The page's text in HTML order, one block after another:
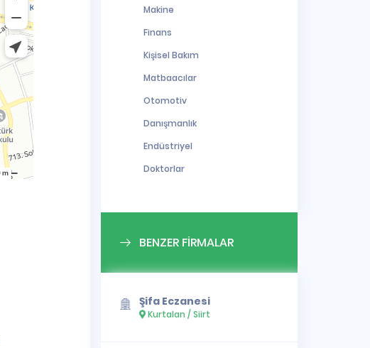
Makine
Finans
Kişisel Bakım
Matbaacılar
Otomotiv
Danışmanlık
Endüstriyel
Doktorlar
BENZER FİRMALAR
Şifa Eczanesi
Kurtalan / Siirt